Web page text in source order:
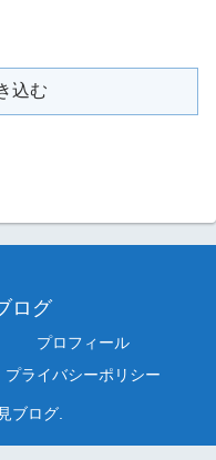
込む
ログ
プロフィール
プライバシーポリシー
ブログ.